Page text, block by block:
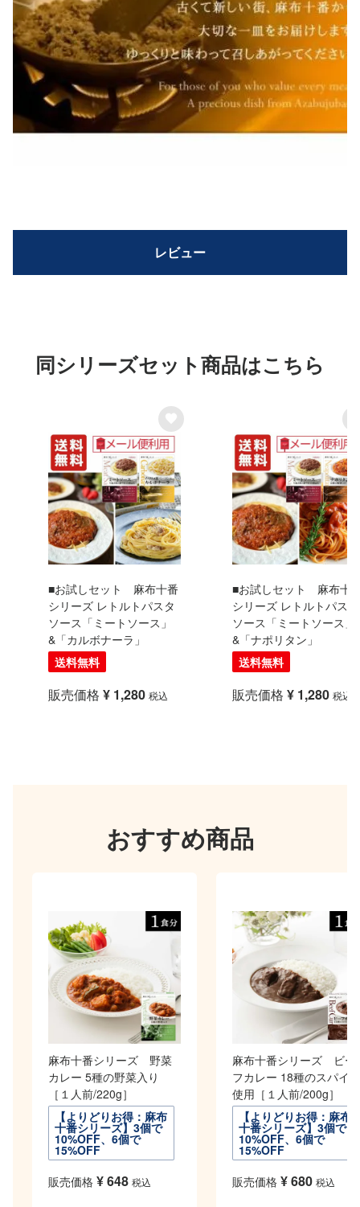
レビュー
同シリーズセット商品はこちら
■お試しセット 麻布十番
シリーズ レトルトパスタ
ソース「ミートソース」
&「カルボナーラ」
送料無料
販売価格 ¥ 1,280 税込
■お試しセット 麻布十
シリーズ レトルトパスタ
ソース「ミートソース」
&「ナポリタン」
送料無料
販売価格 ¥ 1,280 税込
おすすめ商品
麻布十番シリーズ 野菜
カレー 5種の野菜入り
［１人前/220g］
【よりどりお得：麻布
十番シリーズ】3個で
10%OFF、6個で
15%OFF
販売価格 ¥648 税込
麻布十番シリーズ ビー
フカレー 18種のスパイス
使用［１人前/200g］
【よりどりお得：麻布
十番シリーズ】3個で
10%OFF、6個で
15%OFF
販売価格 ¥680 税込